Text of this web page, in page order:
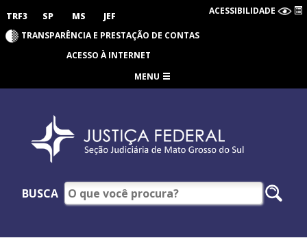
TRF3 SP MS JEF ACESSIBILIDADE
TRANSPARÊNCIA E PRESTAÇÃO DE CONTAS
ACESSO À INTERNET
MENU
BUSCA